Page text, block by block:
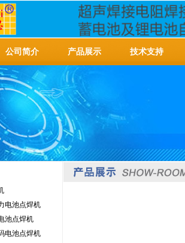
公司简介 产品展示 技术支持
电池点焊机
池点焊机
电池点焊机